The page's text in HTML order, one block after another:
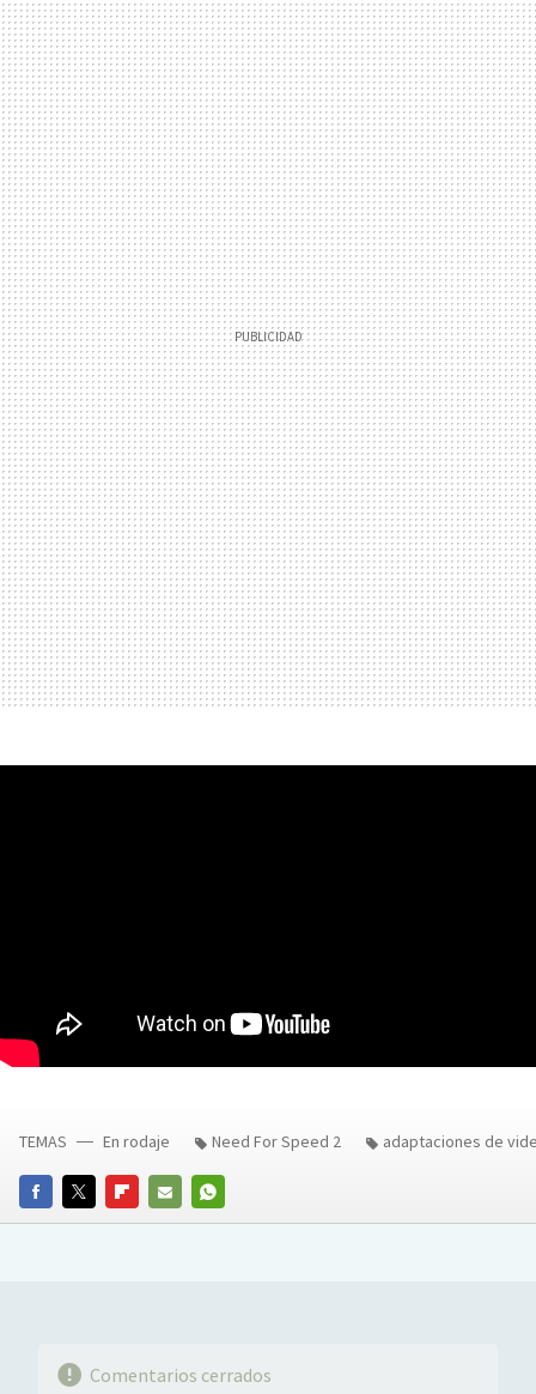
FACEBOOKTWITTERFLIPBOARD
E-
WHATSAPP
TEMAS En rodaje Need For Speed 2 adaptaciones de
Comentarios cerrados